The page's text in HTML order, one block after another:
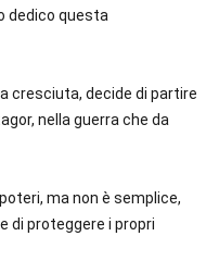
dedico questa
cresciuta, decide di partire
nella guerra che da
ma non è semplice,
di proteggere i propri